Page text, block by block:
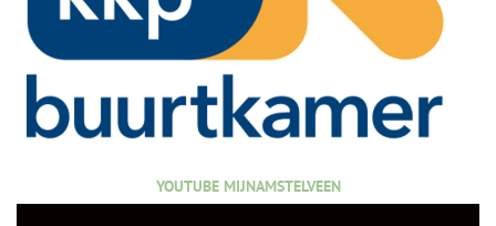
YOUTUBE MIJNAMSTELVEEN